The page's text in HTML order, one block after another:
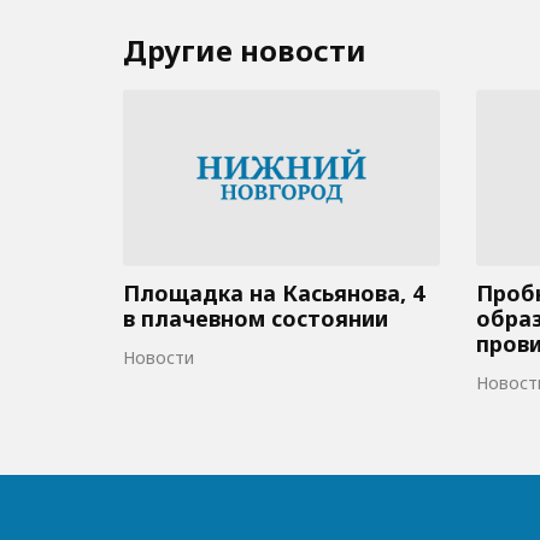
Другие новости
Площадка на Касьянова, 4
в плачевном состоянии
Новости